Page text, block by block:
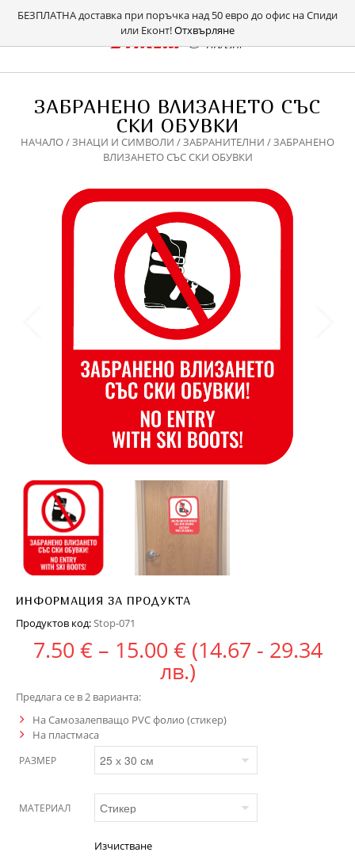
БЕЗПЛАТНА доставка при поръчка над 50 евро до офис на Спиди
или Еконт!Отхвърляне
ЗАБРАНЕНO ВЛИЗАНЕТО СЪС
СКИ ОБУВКИ
НАЧАЛО/ЗНАЦИ И СИМВОЛИ /ЗАБРАНИТЕЛНИ / ЗАБРАНЕНO
ВЛИЗАНЕТО СЪС СКИ ОБУВКИ
ИНФОРМАЦИЯ ЗА ПРОДУКТА
Продуктов код:Stop-071
7.50 € – 15.00 €Price range:
(14.67 - 29.34
лв.)
Предлага се в 2 варианта:
На Самозалепващо PVC фолио (стикер)
На пластмаса
РАЗМЕР
МАТЕРИАЛ
Изчистване